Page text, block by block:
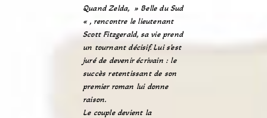
Quand Zelda, » Belle du Sud
« , rencontre le lieutenant
Scott Fitzgerald, sa vie prend
un tournant décisif. Lui s’est
juré de devenir écrivain : le
succès retentissant de son
premier roman lui donne
raison.
Le couple devient la